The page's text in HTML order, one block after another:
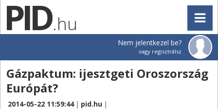
.hu
Nem jelentkezel be?
vagy regisztrálsz
Gázpaktum: ijesztgeti Oroszország
Európát?
2014-05-22 11:59:44 | pid.hu |